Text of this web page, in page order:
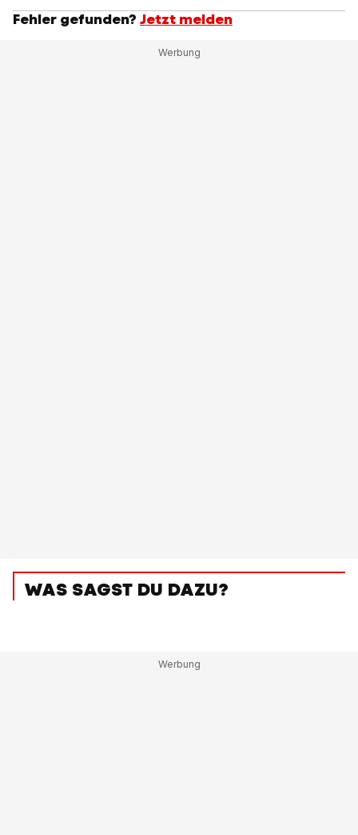
Fehler gefunden? Jetzt melden
WAS SAGST DU DAZU?